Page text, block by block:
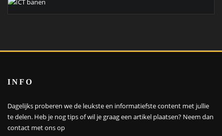
INFO
Dagelijks proberen we de leukste en informatiefste content met jullie
te delen. Heb je nog tips of wil je graag een artikel plaatsen? Neem dan
contact met ons op